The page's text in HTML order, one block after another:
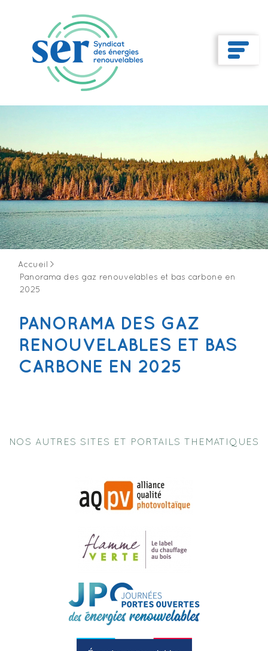
Accueil
>
Panorama des gaz renouvelables et bas carbone en
2025
PANORAMA DES GAZ
RENOUVELABLES ET BAS
CARBONE EN 2025
NOS AUTRES SITES ET PORTAILS THEMATIQUES